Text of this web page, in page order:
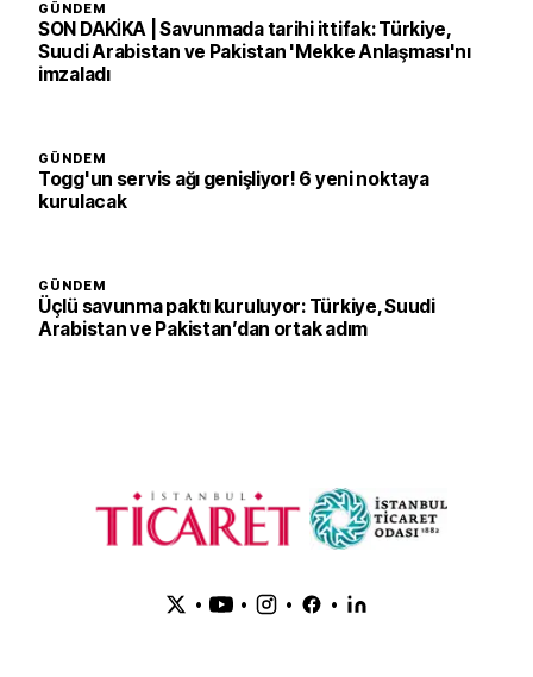
GÜNDEM
SON DAKİKA | Savunmada tarihi ittifak: Türkiye,
Suudi Arabistan ve Pakistan 'Mekke Anlaşması'nı
imzaladı
GÜNDEM
Togg'un servis ağı genişliyor! 6 yeni noktaya
kurulacak
GÜNDEM
Üçlü savunma paktı kuruluyor: Türkiye, Suudi
Arabistan ve Pakistan’dan ortak adım
• • • •